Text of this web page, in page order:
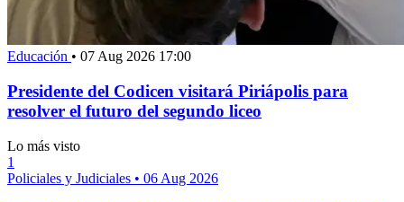
Educación • 07 Aug 2026 17:00
Presidente del Codicen visitará Piriápolis para
resolver el futuro del segundo liceo
Lo más visto
1
Policiales y Judiciales • 06 Aug 2026